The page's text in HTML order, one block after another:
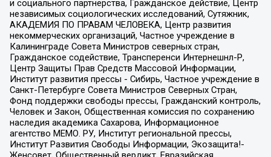
и социального партнерства, Гражданское действие, Центр
независимых социологических исследований, Сутяжник,
АКАДЕМИЯ ПО ПРАВАМ ЧЕЛОВЕКА, Центр развития
некоммерческих организаций, Частное учреждение в
Калининграде Совета Министров северных стран,
Гражданское содействие, Трансперенси Интернешнл-Р,
Центр Защиты Прав Средств Массовой Информации,
Институт развития прессы - Сибирь, Частное учреждение в
Санкт-Петербурге Совета Министров Северных Стран,
Фонд поддержки свободы прессы, Гражданский контроль,
Человек и Закон, Общественная комиссия по сохранению
наследия академика Сахарова, Информационное
агентство МЕМО. РУ, Институт региональной прессы,
Институт Развития Свободы Информации, Экозащита!-